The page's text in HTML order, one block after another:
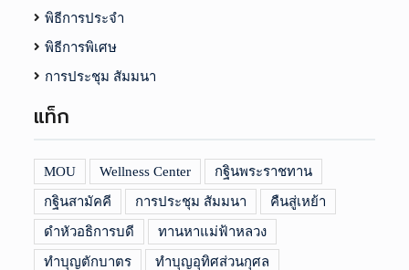
พิธีการประจำ
พิธีการพิเศษ
การประชุม สัมมนา
แท็ก
MOU Wellness Center กฐินพระราชทาน
กฐินสามัคคี การประชุม สัมมนา คืนสู่เหย้า
ดำหัวอธิการบดี ทานหาแม่ฟ้าหลวง
ทำบุญตักบาตร ทำบุญอุทิศส่วนกุศล